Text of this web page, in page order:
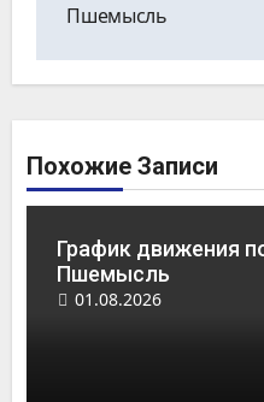
Пшемысль
Похожие Записи
График движения
Пшемысль
01.08.2026